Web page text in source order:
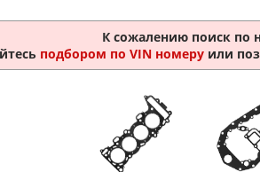
К сожалению поиск по
подбором по VIN номеру или